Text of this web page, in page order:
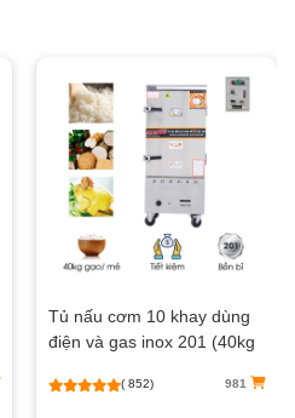
Tủ nấu cơm 10 khay dùng
điện và gas inox 201 (40kg
( 852) 981